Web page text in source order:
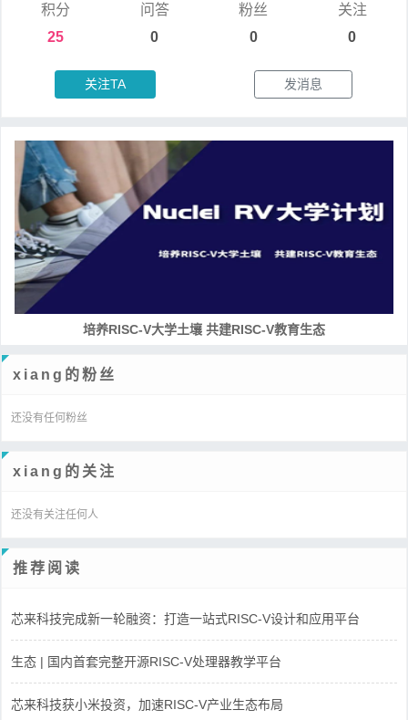
积分
25
问答
0
粉丝
0
关注
0
关注TA 发消息
培养RISC-V大学土壤 共建RISC-V教育生态
xiang的粉丝
还没有任何粉丝
xiang的关注
还没有关注任何人
推荐阅读
芯来科技完成新一轮融资：打造一站式RISC-V设计和应用平台
生态 | 国内首套完整开源RISC-V处理器教学平台
芯来科技获小米投资，加速RISC-V产业生态布局